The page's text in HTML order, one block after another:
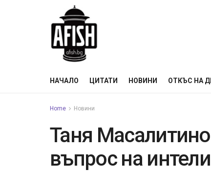
НАЧАЛО ЦИТАТИ НОВИНИ ОТКЪС НА
Home Новини
Таня
въпрос на